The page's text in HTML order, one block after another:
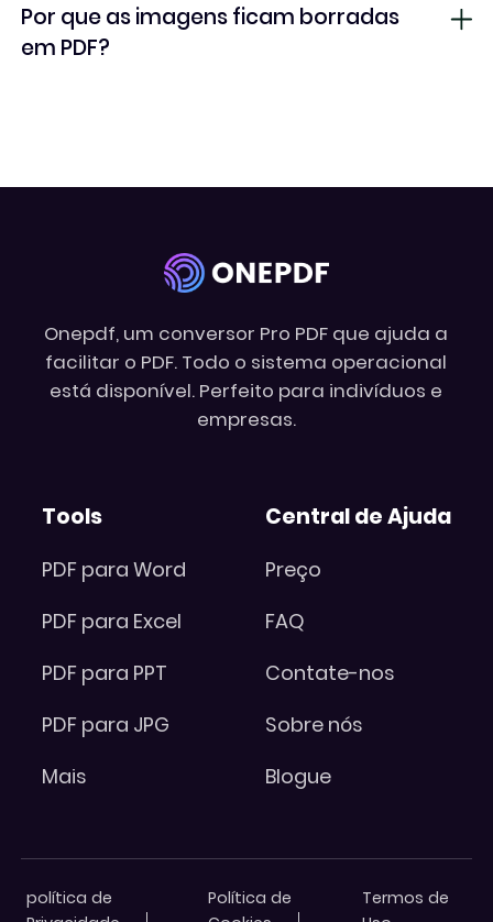
Por que as imagens ficam borradas
em PDF?
Onepdf, um conversor Pro PDF que ajuda a
facilitar o PDF. Todo o sistema operacional
está disponível. Perfeito para indivíduos e
empresas.
Tools
PDF para Word
PDF para Excel
PDF para PPT
PDF para JPG
Mais
Central de Ajuda
Preço
FAQ
Contate-nos
Sobre nós
Blogue
política de
Política de
Termos de